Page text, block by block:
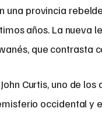
una provincia
años. La nueva
que contrasta
Curtis, uno de
occidental y